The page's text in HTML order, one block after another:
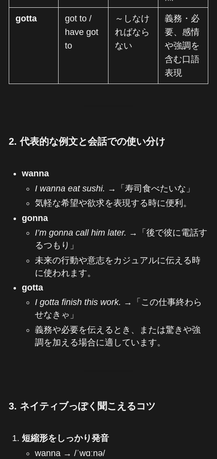
gotta
got to /
have got
to
～しなけ
ればなら
ない
義務・必
要、感情
や強調を
含む口語
表現
2. 代表的な例文と会話での使い分け
wanna
I wanna eat sushi. →「寿司食べたいな」
気軽な希望や欲求を表現する時に便利。
gonna
I’m gonna call him later. →「後で彼に電話す
るつもり」
未来の行動や意志をカジュアルに伝える時
に使われます。
gotta
I gotta finish this work. →「この仕事終わら
せなきゃ」
義務や必要を伝えるとき、または驚きや強
調を加える場合に適しています。
3. ネイティブっぽく聞こえるコツ
短縮形をしっかり発音
wanna → /ˈwɑːnə/